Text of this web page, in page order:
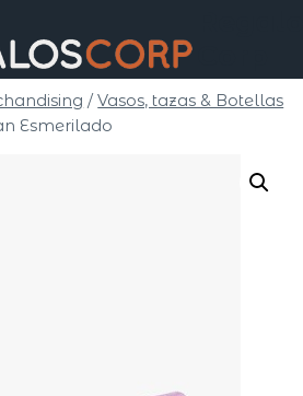
/ Vasos, tazas & Botellas
Esmerilado